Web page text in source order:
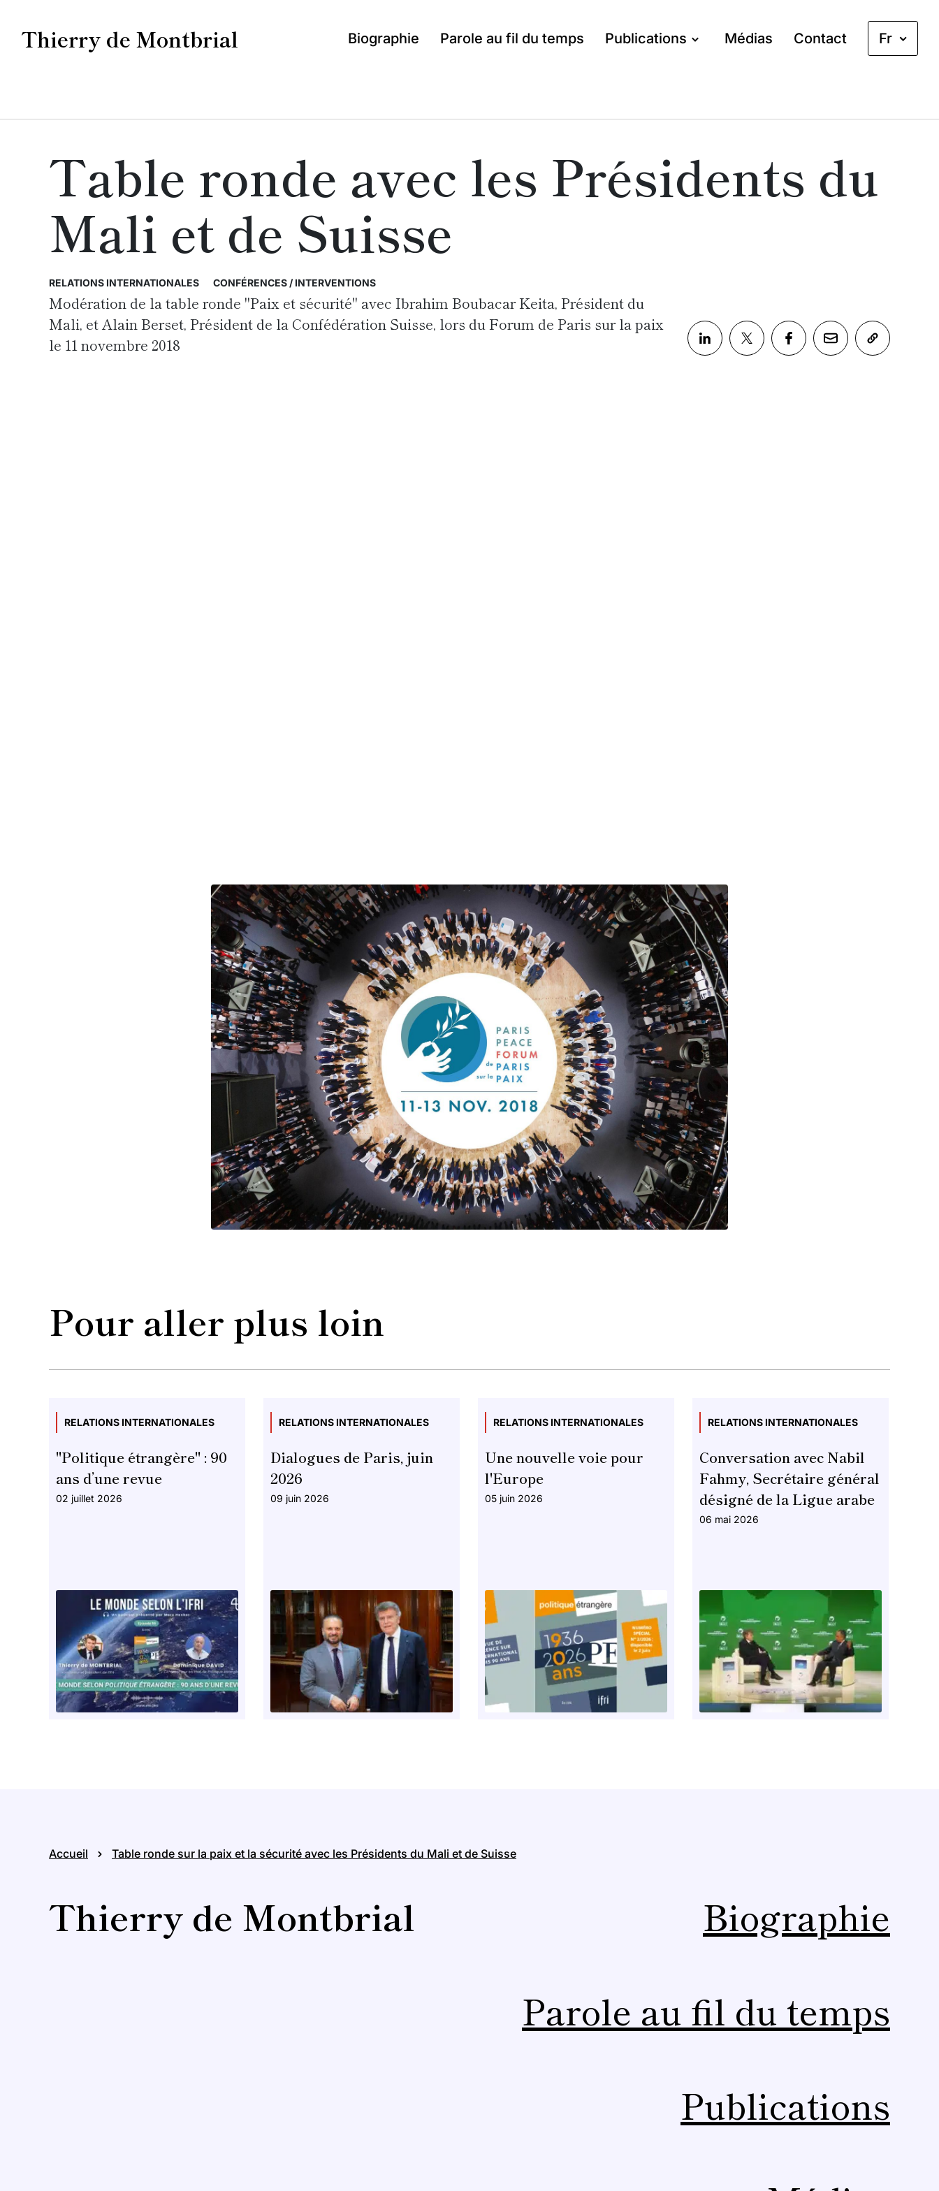
Thierry de Montbrial Biographie Parole au fil du temps Publications Médias Contact Fr
Table ronde avec les Présidents du
Mali et de Suisse
RELATIONS INTERNATIONALES CONFÉRENCES / INTERVENTIONS
Modération de la table ronde "Paix et sécurité" avec Ibrahim Boubacar Keita, Président du
Mali, et Alain Berset, Président de la Confédération Suisse, lors du Forum de Paris sur la paix
le 11 novembre 2018
Pour aller plus loin
RELATIONS INTERNATIONALES
"Politique étrangère" : 90
ans d’une revue
02 juillet 2026
RELATIONS INTERNATIONALES
Dialogues de Paris, juin
2026
09 juin 2026
RELATIONS INTERNATIONALES
Une nouvelle voie pour
l'Europe
05 juin 2026
RELATIONS INTERNATIONALES
Conversation avec Nabil
Fahmy, Secrétaire général
désigné de la Ligue arabe
06 mai 2026
Accueil Table ronde sur la paix et la sécurité avec les Présidents du Mali et de Suisse
Thierry de Montbrial
Biographie
Parole au fil du temps
Publications